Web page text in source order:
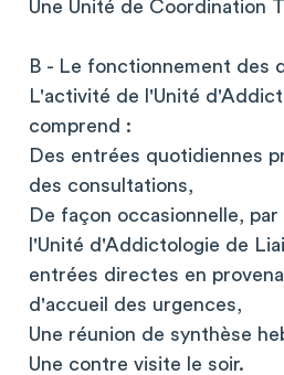
Une Unité de Coordination
B - Le fonctionnement des
L'activité de l'Unité
comprend :
Des entrées quotidiennes
des consultations,
De façon occasionnelle,
l'Unité d'Addictologie de
entrées directes en
d'accueil des urgences,
Une réunion de synthèse
Une contre visite le soir.